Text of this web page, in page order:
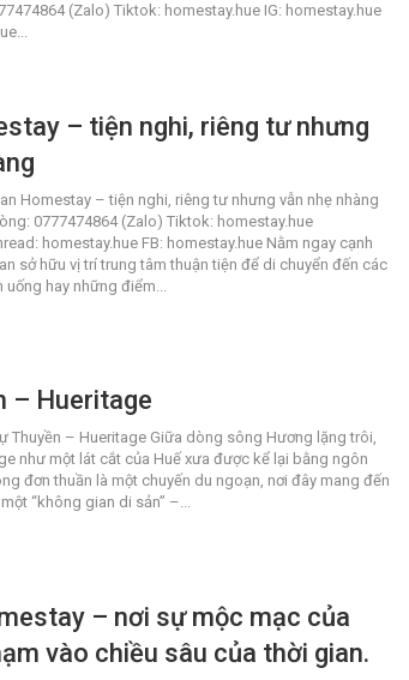
(Zalo) Tiktok: homestay.hue IG: homestay.hue
– tiện nghi, riêng tư nhưng
Homestay – tiện nghi, riêng tư nhưng vẫn nhẹ nhàng
0777474864 (Zalo) Tiktok: homestay.hue
homestay.hue FB: homestay.hue Nằm ngay cạnh
sở hữu vị trí trung tâm thuận tiện để di chuyển đến các
uống hay những điểm...
– Hueritage
Thuyền – Hueritage Giữa dòng sông Hương lặng trôi,
như một lát cắt của Huế xưa được kể lại bằng ngôn
đơn thuần là một chuyến du ngoạn, nơi đây mang đến
“không gian di sản” –...
– nơi sự mộc mạc của
vào chiều sâu của thời gian.